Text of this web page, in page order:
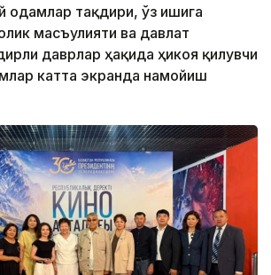
одамлар тақдири, ўз ишига
масъулияти ва давлат
даврлар ҳақида ҳикоя қилувчи
катта экранда намойиш